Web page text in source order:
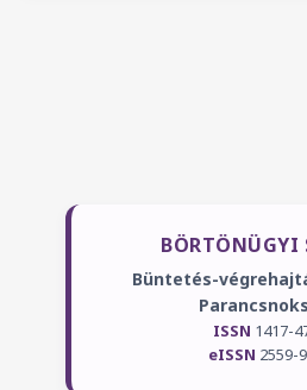
BÖRTÖNÜGYI
Büntetés-
ISSN 1417-
eISSN 2559-